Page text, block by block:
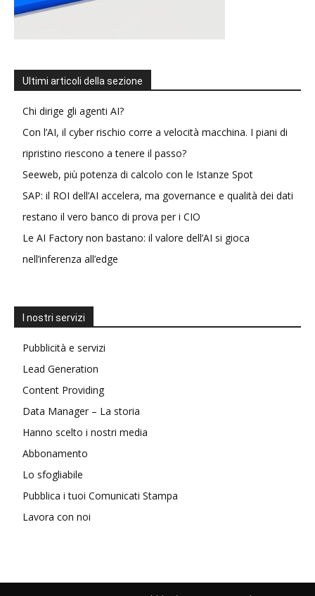
Ultimi articoli della sezione
Chi dirige gli agenti AI?
Con l’AI, il cyber rischio corre a velocità macchina. I piani di
ripristino riescono a tenere il passo?
Seeweb, più potenza di calcolo con le Istanze Spot
SAP: il ROI dell’AI accelera, ma governance e qualità dei dati
restano il vero banco di prova per i CIO
Le AI Factory non bastano: il valore dell’AI si gioca
nell’inferenza all’edge
I nostri servizi
Pubblicità e servizi
Lead Generation
Content Providing
Data Manager – La storia
Hanno scelto i nostri media
Abbonamento
Lo sfogliabile
Pubblica i tuoi Comunicati Stampa
Lavora con noi